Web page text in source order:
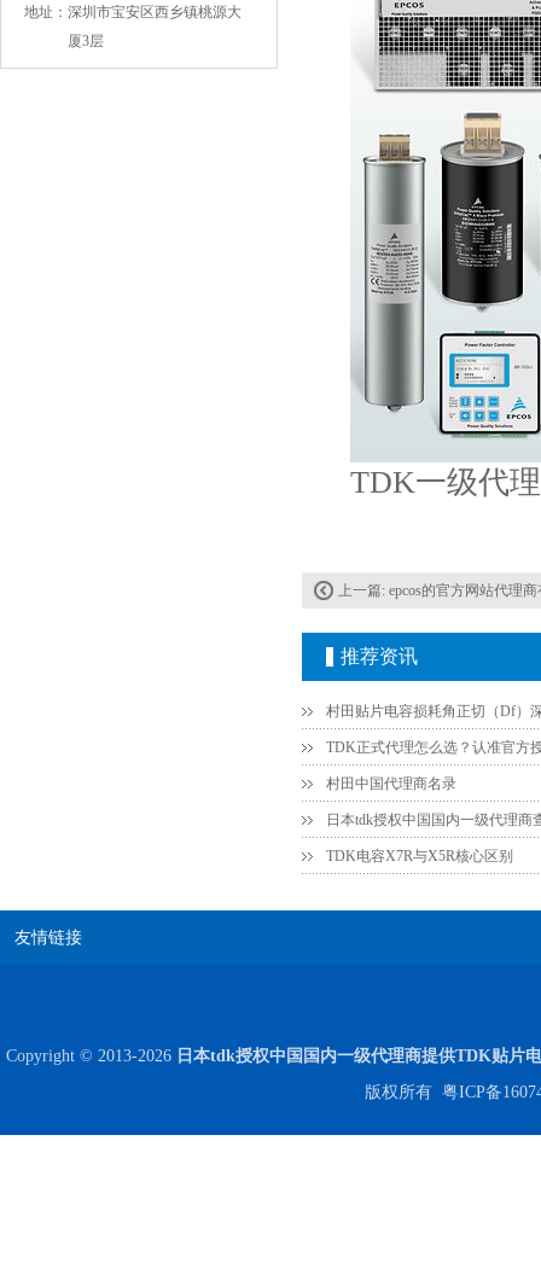
COG高压贴片电容1812 3KV 470PF 5%精度
地址： 深圳市宝安区西乡镇桃源大
厦3层
TDK一级代理
上一篇: epcos的官方网站代理
推荐资讯
村田中国代理商名录
日本tdk授权中国国内一级代理商
TDK电容X7R与X5R核心区别
友情链接
Copyright © 2013-2026 日本tdk授权中国国内一级代理商提供TDK贴片
版权所有 粤ICP备